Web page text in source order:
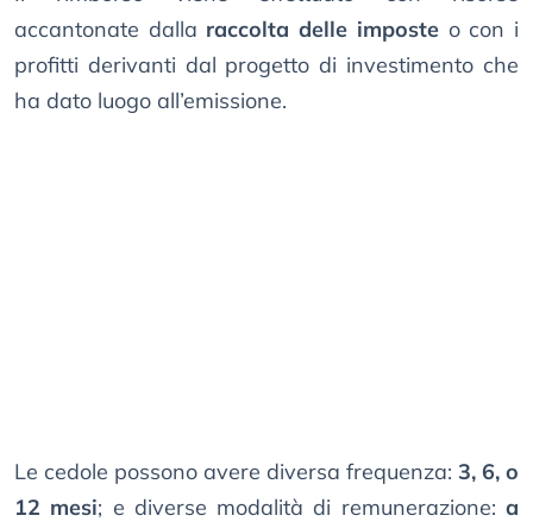
accantonate dalla raccolta delle imposteo con i
profitti derivanti dal progetto di investimento che
ha dato luogo all’emissione.
Le cedole possono avere diversa frequenza: 3, 6, o
12 mesi; e diverse modalità di remunerazione:a